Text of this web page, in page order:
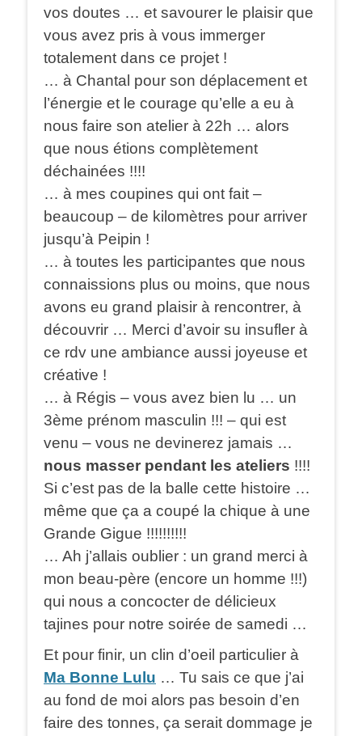
vos doutes … et savourer le plaisir que
vous avez pris à vous immerger
totalement dans ce projet !
… à Chantal pour son déplacement et
l’énergie et le courage qu’elle a eu à
nous faire son atelier à 22h … alors
que nous étions complètement
déchainées !!!!
… à mes coupines qui ont fait –
beaucoup – de kilomètres pour arriver
jusqu’à Peipin !
… à toutes les participantes que nous
connaissions plus ou moins, que nous
avons eu grand plaisir à rencontrer, à
découvrir … Merci d’avoir su insufler à
ce rdv une ambiance aussi joyeuse et
créative !
… à Régis – vous avez bien lu … un
3ème prénom masculin !!! – qui est
venu – vous ne devinerez jamais …
nous masser pendant les ateliers !!!!
Si c’est pas de la balle cette histoire …
même que ça a coupé la chique à une
Grande Gigue !!!!!!!!!!
… Ah j’allais oublier : un grand merci à
mon beau-père (encore un homme !!!)
qui nous a concocter de délicieux
tajines pour notre soirée de samedi …
Et pour finir, un clin d’oeil particulier à
Ma Bonne Lulu … Tu sais ce que j’ai
au fond de moi alors pas besoin d’en
faire des tonnes, ça serait dommage je